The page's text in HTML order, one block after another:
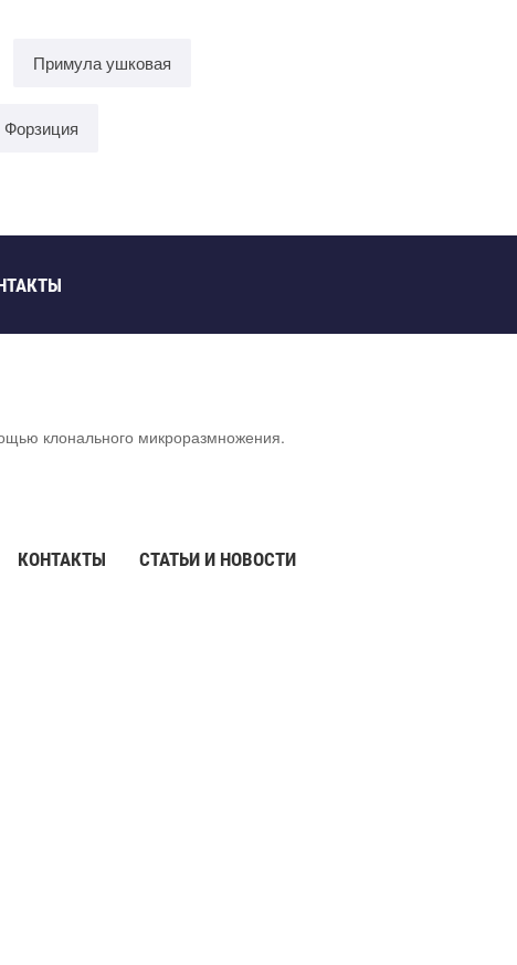
Примула ушковая
Форзиция
клонального микроразмножения.
КОНТАКТЫ СТАТЬИ И НОВОСТИ